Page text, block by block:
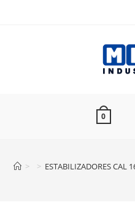
0
> > ESTABILIZADORES CAL